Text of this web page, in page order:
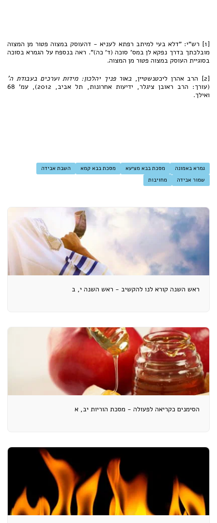
[1] רש"י: "דלא בעי למיתב רפתא לעניא - דהעוסק במצוה פטור מן המצוה
מובלכתך בדרך נפקא לן במס' סוכה (ד' כה)". ראה בנספח על הגמרא בסוכה
בסוגיית העוסק במצוה פטור מן המצוה.
[2] הרב אהרן ליכטנשטיין,
באור פניך יהלכון: מידות וערכים בעבודת ה'
(עורך: הרב ראובן ציגלר, ידיעות אחרונות, תל אביב, 2012), עמ' 68
ואילך.
גמרא באמונה מסכת בבא מציעא מסכת בבא קמא
השבת אבידה
שמור אבידה
מחויבות
ראש השנה קורא לנו להקשיב - ראש השנה י, ב
הסימנים כקריאה לפעולה - מסכת הוריות יב, א